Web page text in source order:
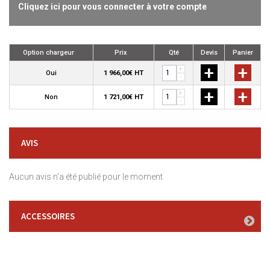
Cliquez ici pour vous connecter à votre compte
Option chargeur Prix Qté Devis Panier
Oui 1 966,00€ HT
+
-
+ +
Non 1 721,00€ HT
+
-
+ +
AVIS
Aucun avis n'a été publié pour le moment.
ACCESSOIRES